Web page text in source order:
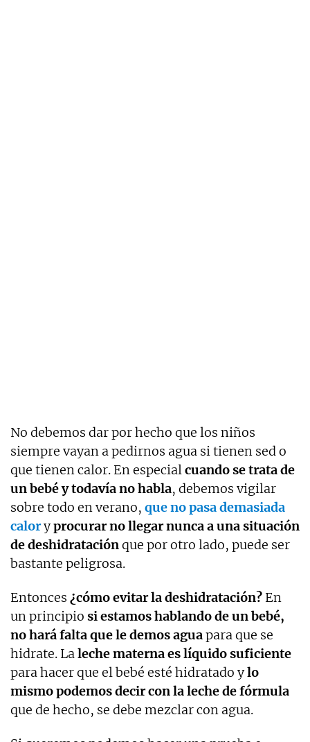
No debemos dar por hecho que los niños
siempre vayan a pedirnos agua si tienen sed o
que tienen calor. En especialcuando se trata de
un bebé y todavía no habla, debemos vigilar
sobre todo en verano, que no pasa demasiada
caloryprocurar no llegar nunca a una situación
de deshidrataciónque por otro lado, puede ser
bastante peligrosa.
Entonces ¿cómo evitar la deshidratación? En
un principio si estamos hablando de un bebé,
no hará falta que le demos aguapara que se
hidrate. Laleche materna es líquido suficiente
para hacer que el bebé esté hidratado ylo
mismo podemos decir con la leche de fórmula
que de hecho, se debe mezclar con agua.